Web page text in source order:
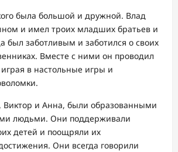
была большой и дружной. Влад
и имел троих младших братьев и
был заботливым и заботился о своих
Вместе с ними он проводил
в настольные игры и
Виктор и Анна, были образованными
людьми. Они поддерживали
детей и поощряли их
Они всегда говорили